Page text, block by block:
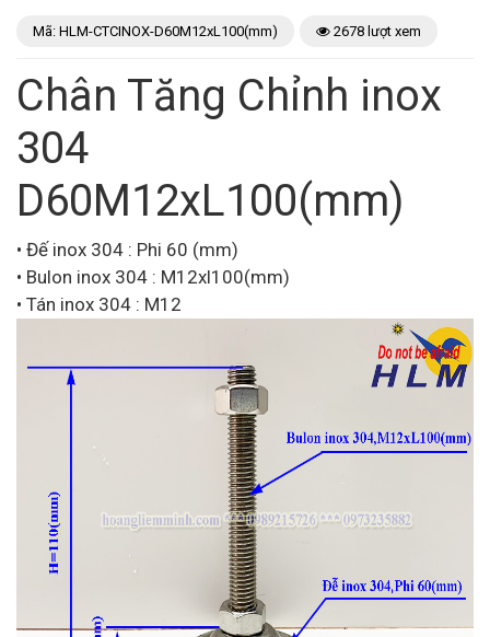
Mã: HLM-CTCINOX-D60M12xL100(mm) 2678 lượt xem
Chân Tăng Chỉnh inox
304
D60M12xL100(mm)
• Đế inox 304 : Phi 60 (mm)
• Bulon inox 304 : M12xl100(mm)
• Tán inox 304 : M12